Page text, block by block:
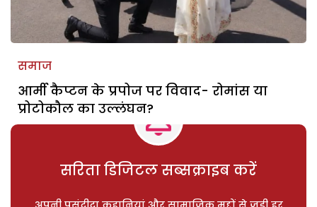
समाज
आर्मी कैप्टन के प्रपोज पर विवाद- रोमांस या
प्रोटोकौल का उल्लंघन?
सरिता डिजिटल सब्सक्राइब करें